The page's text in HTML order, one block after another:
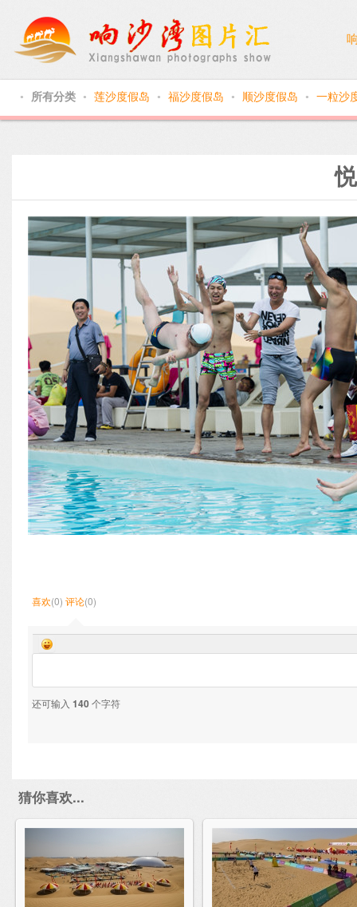
● 所有分类 ● 莲沙度假岛 ● 福沙度假岛 ● 顺沙度假岛 ● 一粒沙
喜欢(0) 评论(0)
还可输入 140个字符
猜你喜欢...